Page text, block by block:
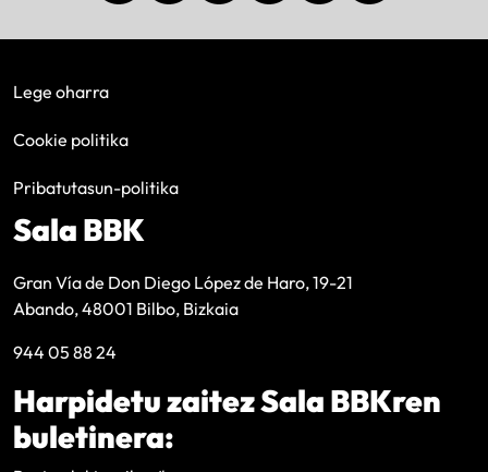
Lege oharra
Cookie politika
Pribatutasun-politika
Sala BBK
Gran Vía de Don Diego López de Haro, 19-21
Abando, 48001 Bilbo, Bizkaia
944 05 88 24
Harpidetu zaitez Sala BBKren
buletinera: